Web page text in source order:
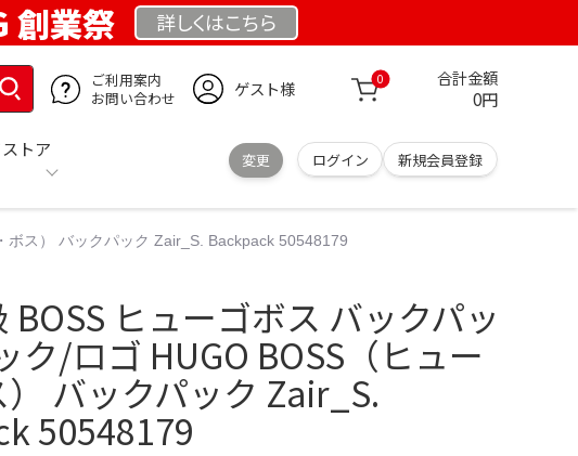
創業祭 詳しくはこちら
ご利用案内
お問い合わせ
ゲスト様 0 合計金額
0円
トア
変更 ログイン 新規会員登録
ボス） バックパック Zair_S. Backpack 50548179
BOSS ヒューゴボス バックパッ
ク/ロゴ HUGO BOSS（ヒュー
バックパック Zair_S.
50548179